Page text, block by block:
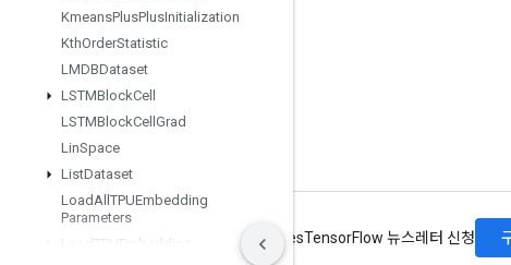
KmeansPlusPlusInitialization
KthOrderStatistic
LMDBDataset
LSTMBlockCell
LSTMBlockCell Grad
LinSpace
ListDataset
LoadAll TPUEmbedding
Parameters
LoadTPUEmbedding
GitHub
YouTube
개인정보처리방침 Manage cookiesTensorFlow 뉴스레터 신청